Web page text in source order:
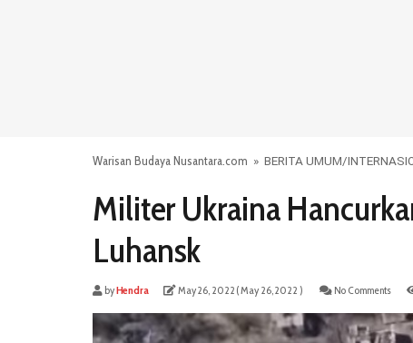
Warisan Budaya Nusantara.com » BERITA UMUM/
Militer Ukraina
Luhansk
byHendra May 26, 2022 ( May 26, 2022 ) No Comments